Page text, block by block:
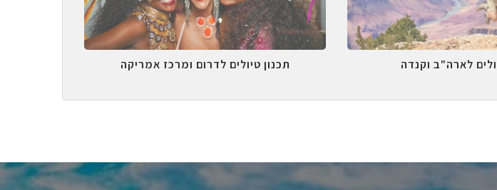
לארה"ב וקנדה תכנון טיולים לדרום ומרכז אמריקה